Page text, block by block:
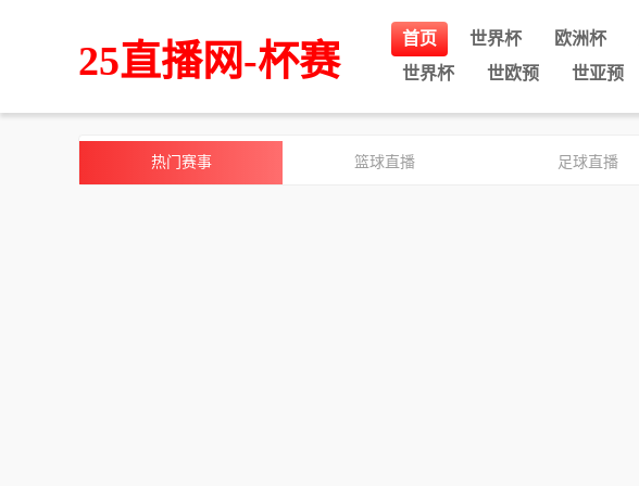
25直播网-杯赛 首页 世界杯 欧洲杯
世界杯
世欧预 世亚预
热门赛事 篮球直播 足球直播